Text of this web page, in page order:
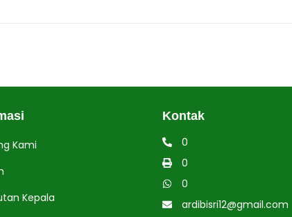
Kami
Kepala
Kontak
0
0
0
ardibisri12@gmail.com